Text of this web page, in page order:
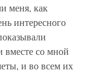
меня, как
интересного
вместе со мной
и во всем их